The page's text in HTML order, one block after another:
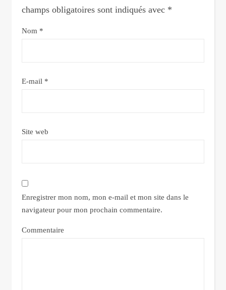
champs obligatoires sont indiqués avec *
Nom *
E-mail *
Site web
Enregistrer mon nom, mon e-mail et mon site dans le
navigateur pour mon prochain commentaire.
Commentaire